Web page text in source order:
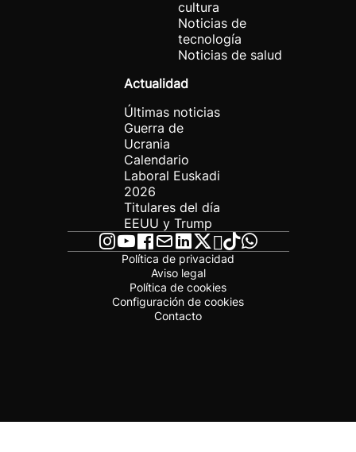
cultura
Noticias de
tecnología
Noticias de salud
Actualidad
Últimas noticias
Guerra de
Ucrania
Calendario
Laboral Euskadi
2026
Titulares del día
EEUU y Trump
Política de privacidad
Aviso legal
Política de cookies
Configuración de cookies
Contacto